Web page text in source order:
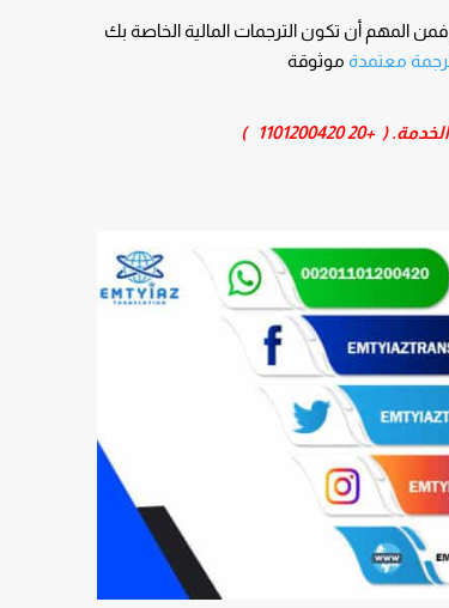
المهم أن تكون الترجمات المالية الخاصة بك
معتمدة موثوقة
(
+20 1101200420
)